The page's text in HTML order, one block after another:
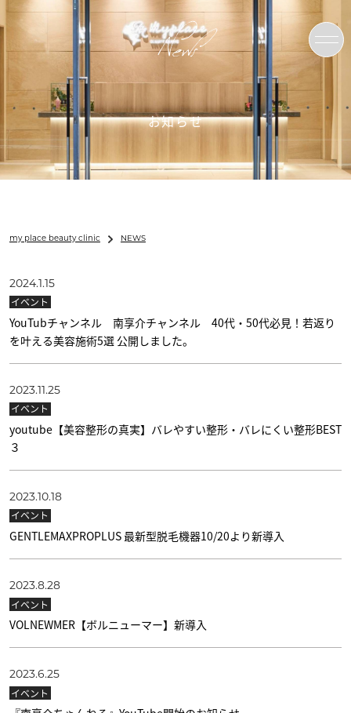
News
お知らせ
my place beauty clinic NEWS
2024.1.15
イベント
YouTubチャンネル 南享介チャンネル 40代・50代必見！若返り
を叶える美容施術5選 公開しました。
2023.11.25
イベント
youtube【美容整形の真実】バレやすい整形・バレにくい整形BEST
３
2023.10.18
イベント
GENTLEMAXPROPLUS 最新型脱毛機器10/20より新導入
2023.8.28
イベント
VOLNEWMER【ボルニューマー】新導入
2023.6.25
イベント